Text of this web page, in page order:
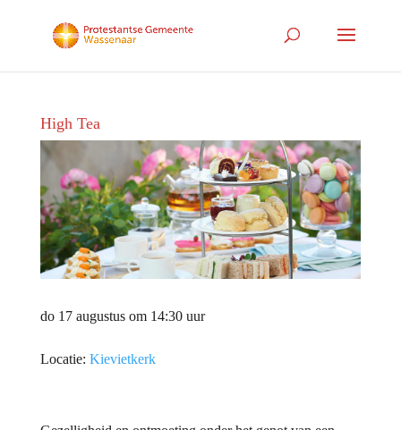
High Tea
do 17 augustus om 14:30 uur
Locatie: Kievietkerk